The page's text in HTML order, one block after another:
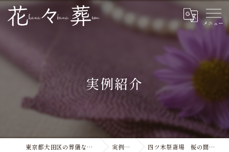
実例紹介
東京都大田区の葬儀なら花々葬 実例紹介 四ツ木祭斎場 桜の間 無宗教